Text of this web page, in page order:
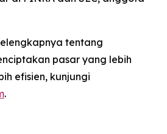
tentang
pasar yang lebih
efisien, kunjungi
.